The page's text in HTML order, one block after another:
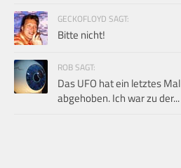
GECKOFLOYD SAGT:
Bitte nicht!
ROB SAGT:
Das UFO hat ein letztes Mal
abgehoben. Ich war zu der...